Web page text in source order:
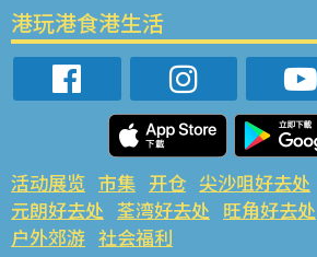
港玩港食港生活
活动展览 市集 开仓 尖沙咀好去处
元朗好去处 荃湾好去处 旺角好去处
户外郊游 社会福利